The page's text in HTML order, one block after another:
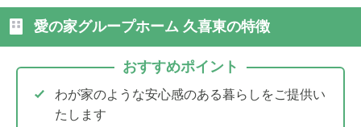
愛の家グループホーム 久喜東の特徴
おすすめポイント
わが家のような安心感のある暮らしをご提供い
たします